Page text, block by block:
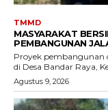
TMMD
MASYARAKAT
PEMBANGUNAN
Proyek pembangunan
di Desa Bandar Raya,
Agustus 9, 2026